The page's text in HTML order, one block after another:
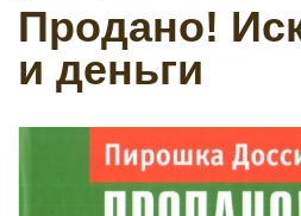
Продано!
и деньги